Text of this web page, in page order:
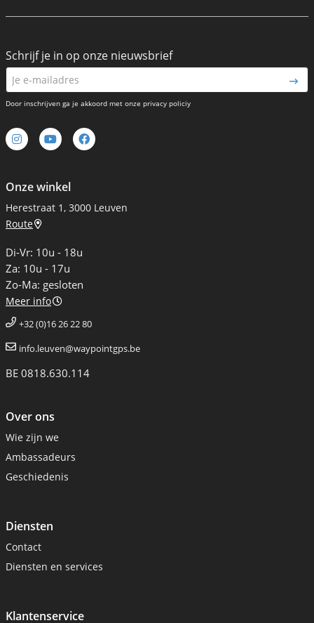
Onze winkel
Herestraat 1, 3000 Leuven
Route
Di-Vr: 10u - 18u
Za: 10u - 17u
Zo-Ma: gesloten
Meer info
+32 (0)16 26 22 80
info.leuven@waypointgps.be
BE 0818.630.114
Over ons
Wie zijn we
Ambassadeurs
Geschiedenis
Diensten
Contact
Diensten en services
Klantenservice
Schrijf je in op onze nieuwsbrief
Door inschrijven ga je akkoord met onze privacy policiy